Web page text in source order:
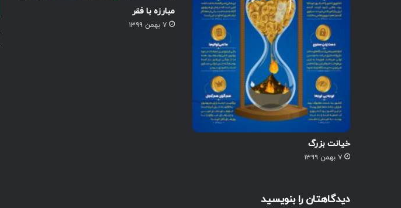
خیانت بزرگ
۷ بهمن ۱۳۹۹
مبارزه با فقر
۷ بهمن ۱۳۹۹
دیدگاهتان را بنویسید